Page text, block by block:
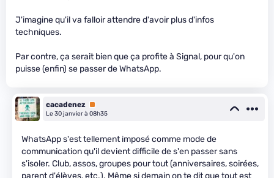
J'imagine qu'il va falloir attendre d'avoir plus d'infos
techniques.
Par contre, ça serait bien que ça profite à Signal, pour qu'on
puisse (enfin) se passer de WhatsApp.
cacadenez Premium
Le 30 janvier à 08h35
WhatsApp s'est tellement imposé comme mode de
communication qu'il devient difficile de s'en passer sans
s'isoler. Club, assos, groupes pour tout (anniversaires, soirées,
parent d'élèves, etc.). Même si demain on te dit que tout est